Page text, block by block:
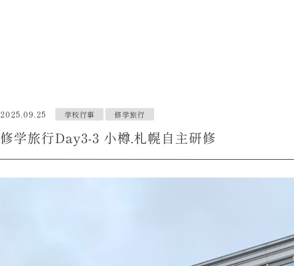
2025.09.25 学校行事 修学旅行
修学旅行Day3-3 小樽.札幌自主研修